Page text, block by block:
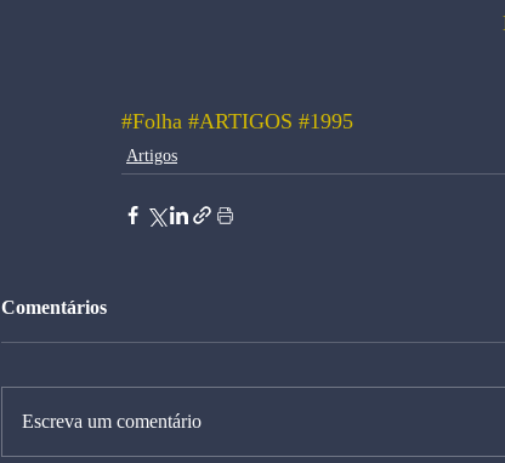
#Folha #ARTIGOS #1995
Artigos
Comentários
Escreva um comentário